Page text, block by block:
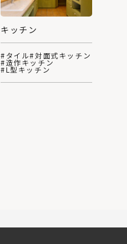
キッチン
#タイル#対面式キッチン
#造作キッチン
#L型キッチン